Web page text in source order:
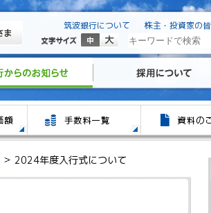
筑波銀行について 株主・投資家の
2024年度入行式について